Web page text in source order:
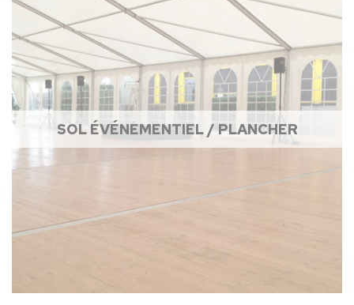
SOL ÉVÉNEMENTIEL / PLANCHER